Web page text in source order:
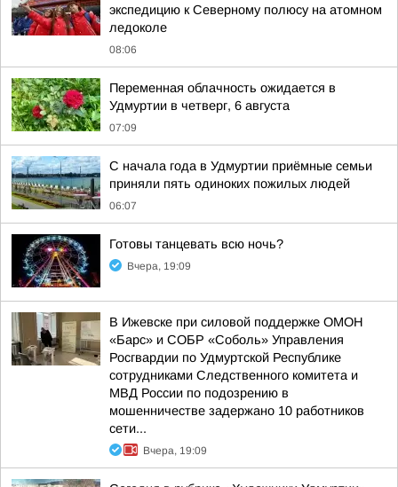
экспедицию к Северному полюсу на атомном
ледоколе
08:06
Переменная облачность ожидается в
Удмуртии в четверг, 6 августа
07:09
С начала года в Удмуртии приёмные семьи
приняли пять одиноких пожилых людей
06:07
Готовы танцевать всю ночь?
Вчера, 19:09
В Ижевске при силовой поддержке ОМОН
«Барс» и СОБР «Соболь» Управления
Росгвардии по Удмуртской Республике
сотрудниками Следственного комитета и
МВД России по подозрению в
мошенничестве задержано 10 работников
сети...
Вчера, 19:09